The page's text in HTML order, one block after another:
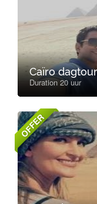
Caïro
Duration 20 uur
OFFER